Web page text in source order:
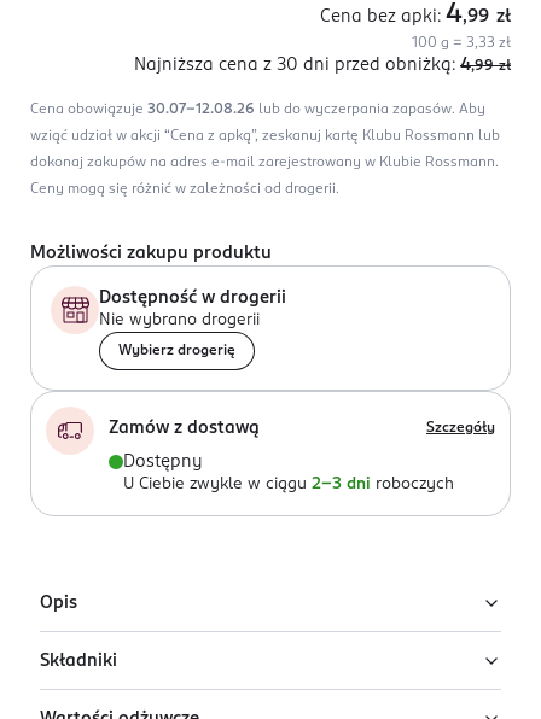
Cena bez apki: 4,99 zł
100 g = 3,33 zł
Najniższa cena z 30 dni przed obniżką: 4,99 zł
Cena obowiązuje 30.07-12.08.26 lub do wyczerpania zapasów. Aby
wziąć udział w akcji “Cena z apką”, zeskanuj kartę Klubu Rossmann lub
dokonaj zakupów na adres e-mail zarejestrowany w Klubie Rossmann.
Ceny mogą się różnić w zależności od drogerii.
Możliwości zakupu produktu
Dostępność w drogerii
Nie wybrano drogerii
Wybierz drogerię
Zamów z dostawą Szczegóły
Dostępny
U Ciebie zwykle w ciągu 2-3 dni roboczych
Opis
W wieku 1-3 lata potrzeby żywieniowe zwiększają się.
Dzięki dużej tubce Twoje dziecko może dłużej cieszyć
Składniki